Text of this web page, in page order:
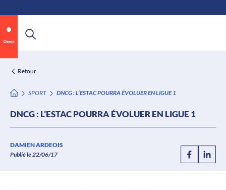
contenu
Direct
Retour
SPORT DNCG : L’ESTAC POURRA ÉVOLUER EN LIGUE 1
DNCG : L’ESTAC POURRA ÉVOLUER EN LIGUE 1
DAMIEN ARDEOIS
Publié le 22/06/17